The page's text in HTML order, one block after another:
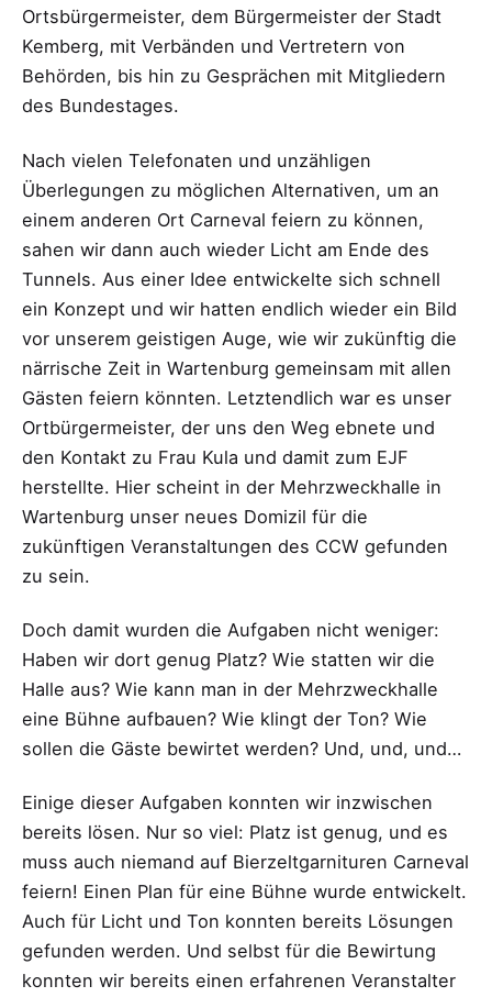
Ortsbürgermeister, dem Bürgermeister der Stadt
Kemberg, mit Verbänden und Vertretern von
Behörden, bis hin zu Gesprächen mit Mitgliedern
des Bundestages.
Nach vielen Telefonaten und unzähligen
Überlegungen zu möglichen Alternativen, um an
einem anderen Ort Carneval feiern zu können,
sahen wir dann auch wieder Licht am Ende des
Tunnels. Aus einer Idee entwickelte sich schnell
ein Konzept und wir hatten endlich wieder ein Bild
vor unserem geistigen Auge, wie wir zukünftig die
närrische Zeit in Wartenburg gemeinsam mit allen
Gästen feiern könnten. Letztendlich war es unser
Ortbürgermeister, der uns den Weg ebnete und
den Kontakt zu Frau Kula und damit zum EJF
herstellte. Hier scheint in der Mehrzweckhalle in
Wartenburg unser neues Domizil für die
zukünftigen Veranstaltungen des CCW gefunden
zu sein.
Doch damit wurden die Aufgaben nicht weniger:
Haben wir dort genug Platz? Wie statten wir die
Halle aus? Wie kann man in der Mehrzweckhalle
eine Bühne aufbauen? Wie klingt der Ton? Wie
sollen die Gäste bewirtet werden? Und, und, und…
Einige dieser Aufgaben konnten wir inzwischen
bereits lösen. Nur so viel: Platz ist genug, und es
muss auch niemand auf Bierzeltgarnituren Carneval
feiern! Einen Plan für eine Bühne wurde entwickelt.
Auch für Licht und Ton konnten bereits Lösungen
gefunden werden. Und selbst für die Bewirtung
konnten wir bereits einen erfahrenen Veranstalter